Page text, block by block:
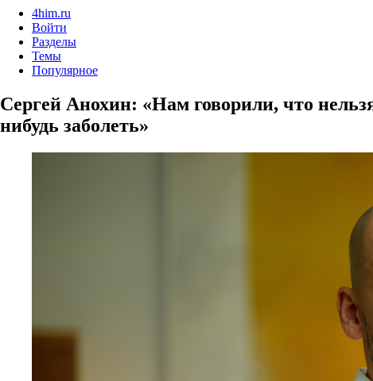
4him.ru
Войти
Разделы
Темы
Популярное
Сергей Анохин: «Нам говорили, что
нибудь заболеть»